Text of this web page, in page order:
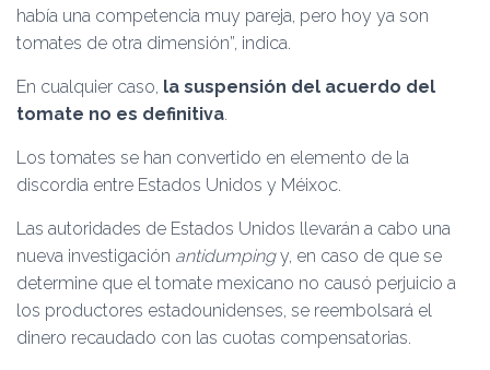
había una competencia muy pareja, pero hoy ya son
tomates de otra dimensión”, indica.
En cualquier caso, la suspensión del acuerdo del
tomate no es definitiva.
Los tomates se han convertido en elemento de la
discordia entre Estados Unidos y Méixoc.
Las autoridades de Estados Unidos llevarán a cabo una
nueva investigación antidumpingy, en caso de que se
determine que el tomate mexicano no causó perjuicio a
los productores estadounidenses, se reembolsará el
dinero recaudado con las cuotas compensatorias.